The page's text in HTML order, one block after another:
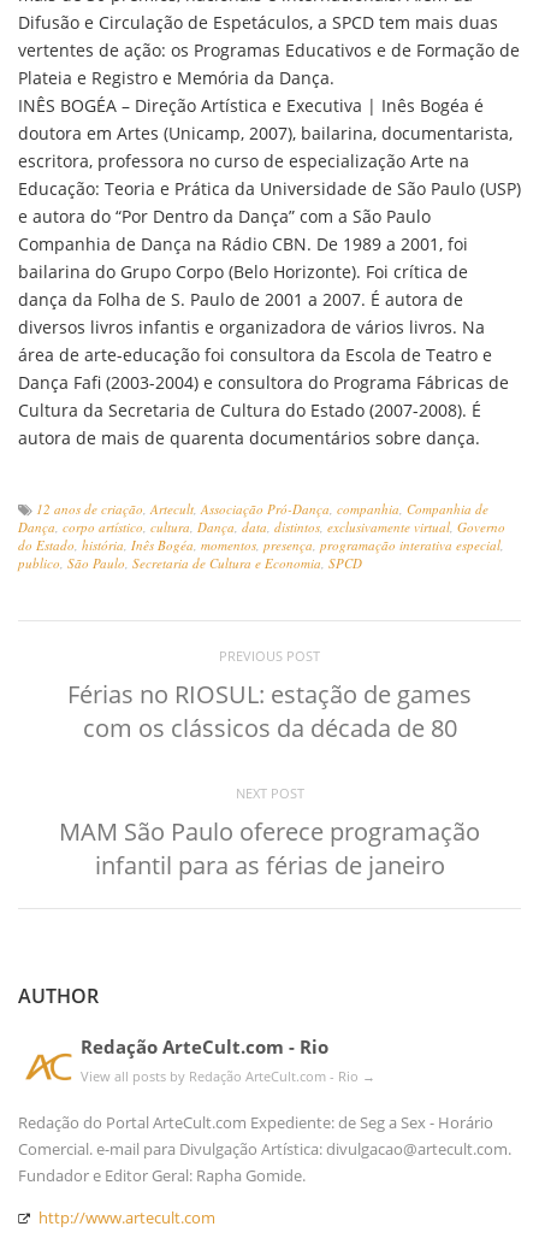
Difusão e Circulação de Espetáculos, a SPCD tem mais duas
vertentes de ação: os Programas Educativos e de Formação de
Plateia e Registro e Memória da Dança.
INÊS BOGÉA – Direção Artística e Executiva | Inês Bogéa é
doutora em Artes (Unicamp, 2007), bailarina, documentarista,
escritora, professora no curso de especialização Arte na
Educação: Teoria e Prática da Universidade de São Paulo (USP)
e autora do “Por Dentro da Dança” com a São Paulo
Companhia de Dança na Rádio CBN. De 1989 a 2001, foi
bailarina do Grupo Corpo (Belo Horizonte). Foi crítica de
dança da Folha de S. Paulo de 2001 a 2007. É autora de
diversos livros infantis e organizadora de vários livros. Na
área de arte-educação foi consultora da Escola de Teatro e
Dança Fafi (2003-2004) e consultora do Programa Fábricas de
Cultura da Secretaria de Cultura do Estado (2007-2008). É
autora de mais de quarenta documentários sobre dança.
12 anos de criação,Artecult,Associação Pró-Dança, companhia, Companhia de
Dança, corpo artístico, cultura, Dança, data, distintos, exclusivamente virtual, Governo
do Estado, história, Inês Bogéa, momentos, presença, programação interativa especial,
publico, São Paulo, Secretaria de Cultura e Economia, SPCD
PREVIOUS POST
Férias no RIOSUL: estação de games
com os clássicos da década de 80
NEXT POST
MAM São Paulo oferece programação
infantil para as férias de janeiro
AUTHOR
Redação ArteCult.com - Rio
View all posts by Redação ArteCult.com - Rio →
Redação do Portal ArteCult.com Expediente: de Seg a Sex - Horário
Comercial. e-mail para Divulgação Artística: divulgacao@artecult.com.
Fundador e Editor Geral: Rapha Gomide.
http://www.artecult.com